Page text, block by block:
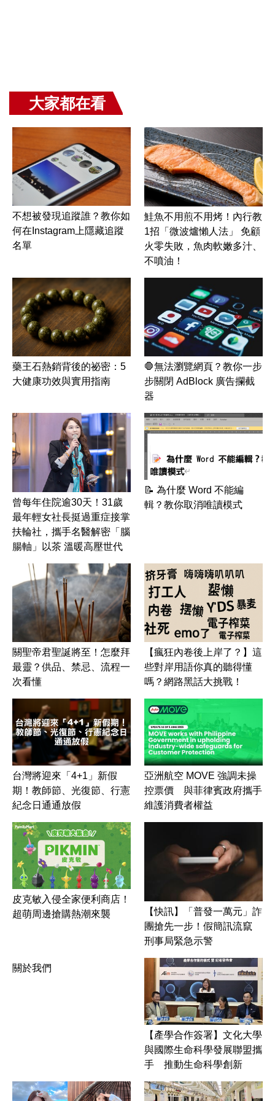
大家都在看
不想被發現追蹤誰？教你如
何在Instagram上隱藏追蹤
名單
鮭魚不用煎不用烤！內行教
1招「微波爐懶人法」 免顧
火零失敗，魚肉軟嫩多汁、
不噴油！
藥王石熱銷背後的祕密：5
大健康功效與實用指南
🛑無法瀏覽網頁？教你一步
步關閉 AdBlock 廣告攔截
器
曾每年住院逾30天！31歲
最年輕女社長挺過重症接掌
扶輪社，攜手名醫解密「腦
腸軸」以茶 溫暖高壓世代
📝 為什麼 Word 不能編
輯？教你取消唯讀模式
關聖帝君聖誕將至！怎麼拜
最靈？供品、禁忌、流程一
次看懂
【瘋狂內卷後上岸了？】這
些對岸用語你真的聽得懂
嗎？網路黑話大挑戰！
台灣將迎來「4+1」新假
期！教師節、光復節、行憲
紀念日通通放假
亞洲航空 MOVE 強調未操
控票價 與菲律賓政府攜手
維護消費者權益
皮克敏入侵全家便利商店！
超萌周邊搶購熱潮來襲
【快訊】「普發一萬元」詐
團搶先一步！假簡訊流竄
刑事局緊急示警
關於我們
【產學合作簽署】文化大學
與國際生命科學發展聯盟攜
手 推動生命科學創新